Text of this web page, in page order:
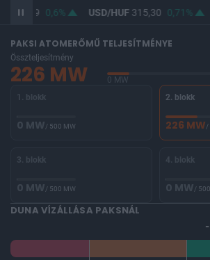
363,89 0,6% USD/HUF315,30 0,71%
PAKSI ATOMERŐMŰ TELJESÍTMÉNYE
Összteljesítmény
226 MW 0 MW
1. blokk
0 MW/ 500 MW
2. blokk
226 MW/
3. blokk
0 MW/ 500 MW
4. blokk
0 MW/
DUNA VÍZÁLLÁSA PAKSNÁL